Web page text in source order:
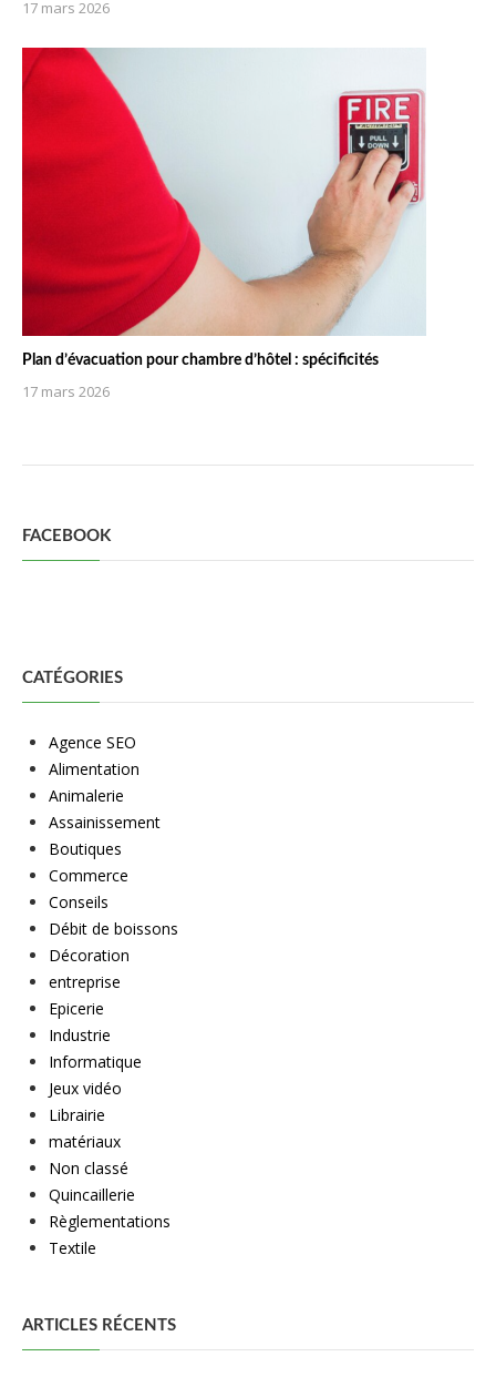
17 mars 2026
Plan d’évacuation pour chambre d’hôtel : spécificités
17 mars 2026
FACEBOOK
CATÉGORIES
Agence SEO
Alimentation
Animalerie
Assainissement
Boutiques
Commerce
Conseils
Débit de boissons
Décoration
entreprise
Epicerie
Industrie
Informatique
Jeux vidéo
Librairie
matériaux
Non classé
Quincaillerie
Règlementations
Textile
ARTICLES RÉCENTS